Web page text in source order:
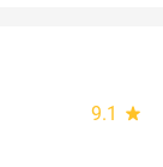
9.1 star